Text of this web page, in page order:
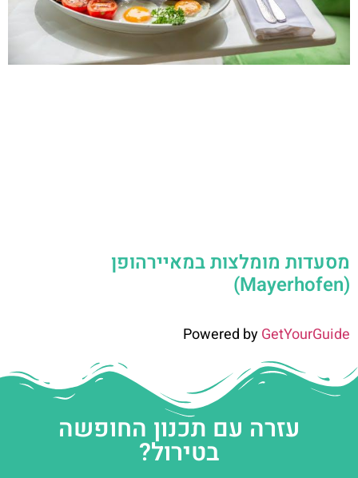
מסעדות מומלצות במאיירהופן
(Mayerhofen)
Powered byGetYourGuide
עזרה עם תכנון החופשה
בטירול?